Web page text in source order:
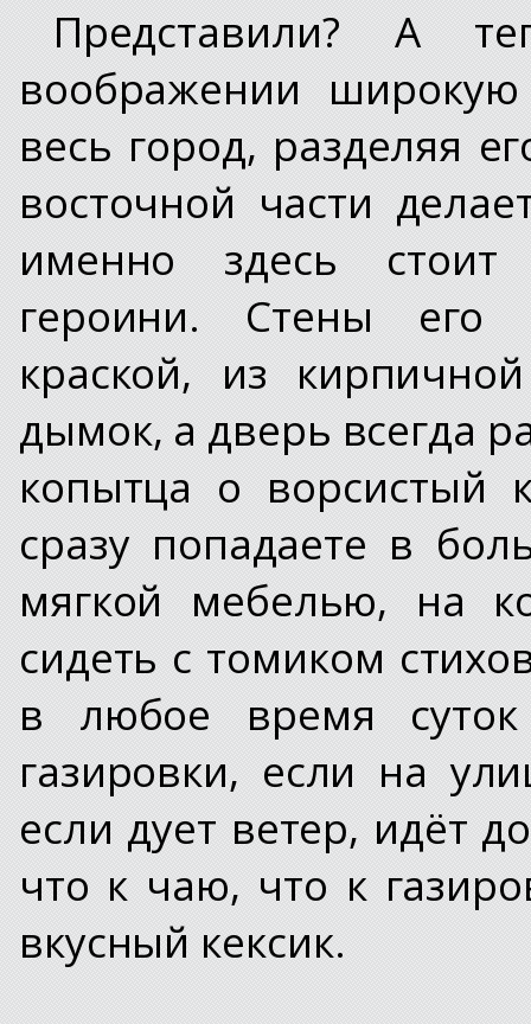
Представили? А
воображении
весь город, разделяя
восточной части
именно здесь
героини. Стены его
краской, из
дымок, а дверь всегда
копытца о ворсистый
сразу попадаете в
мягкой мебелью, на
сидеть с томиком
в любое время суток
газировки, если на
если дует ветер, идёт
что к чаю, что к
вкусный кексик.